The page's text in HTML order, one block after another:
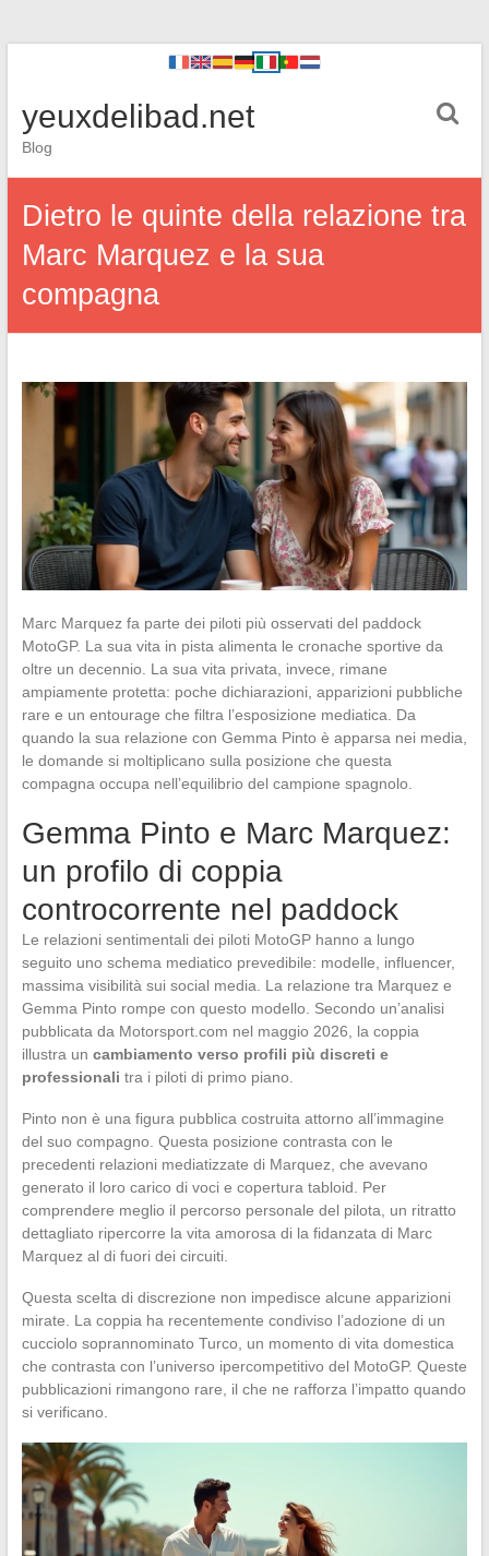
yeuxdelibad.net
Blog
Dietro le quinte della relazione tra
Marc Marquez e la sua
compagna
Marc Marquez fa parte dei piloti più osservati del paddock
MotoGP. La sua vita in pista alimenta le cronache sportive da
oltre un decennio. La sua vita privata, invece, rimane
ampiamente protetta: poche dichiarazioni, apparizioni pubbliche
rare e un entourage che filtra l’esposizione mediatica. Da
quando la sua relazione con Gemma Pinto è apparsa nei media,
le domande si moltiplicano sulla posizione che questa
compagna occupa nell’equilibrio del campione spagnolo.
Gemma Pinto e Marc Marquez:
un profilo di coppia
controcorrente nel paddock
Le relazioni sentimentali dei piloti MotoGP hanno a lungo
seguito uno schema mediatico prevedibile: modelle, influencer,
massima visibilità sui social media. La relazione tra Marquez e
Gemma Pinto rompe con questo modello. Secondo un’analisi
pubblicata da Motorsport.com nel maggio 2026, la coppia
illustra un cambiamento verso profili più discreti e
professionali tra i piloti di primo piano.
Pinto non è una figura pubblica costruita attorno all’immagine
del suo compagno. Questa posizione contrasta con le
precedenti relazioni mediatizzate di Marquez, che avevano
generato il loro carico di voci e copertura tabloid. Per
comprendere meglio il percorso personale del pilota, un ritratto
dettagliato ripercorre la vita amorosa di la fidanzata di Marc
Marquez al di fuori dei circuiti.
Questa scelta di discrezione non impedisce alcune apparizioni
mirate. La coppia ha recentemente condiviso l’adozione di un
cucciolo soprannominato Turco, un momento di vita domestica
che contrasta con l’universo ipercompetitivo del MotoGP. Queste
pubblicazioni rimangono rare, il che ne rafforza l’impatto quando
si verificano.